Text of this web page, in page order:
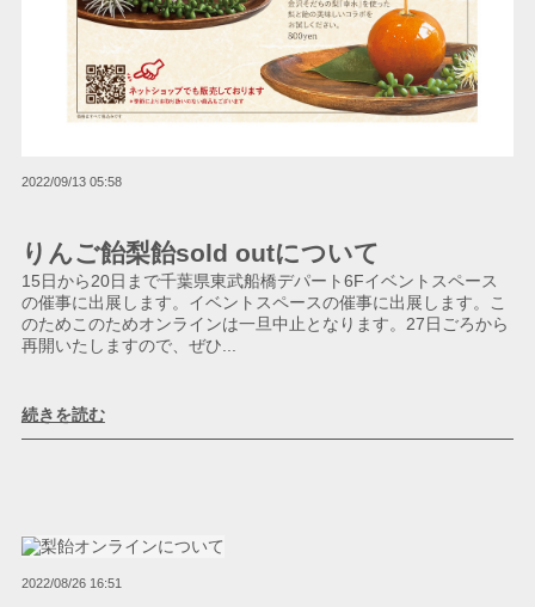
りんご飴梨飴sold outについて
2022/09/13 05:58
15日から20日まで千葉県東武船橋デパート6Fイベントスペース
の催事に出展します。イベントスペースの催事に出展します。こ
のためこのためオンラインは一旦中止となります。27日ごろから
再開いたしますので、ぜひ...
続きを読む
2022/08/26 16:51